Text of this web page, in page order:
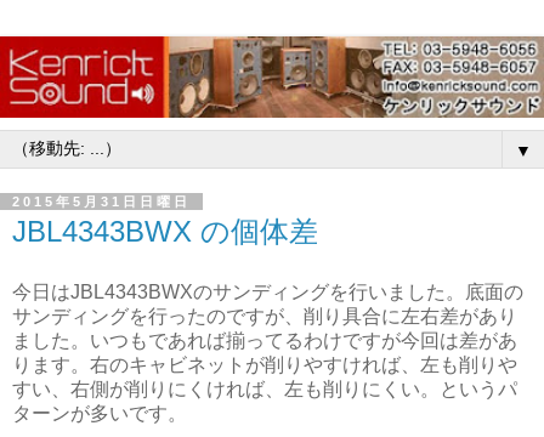
▼
2015年5月31日日曜日
JBL4343BWX の個体差
今日はJBL4343BWXのサンディングを行いました。底面の
サンディングを行ったのですが、削り具合に左右差があり
ました。いつもであれば揃ってるわけですが今回は差があ
ります。右のキャビネットが削りやすければ、左も削りや
すい、右側が削りにくければ、左も削りにくい。というパ
ターンが多いです。